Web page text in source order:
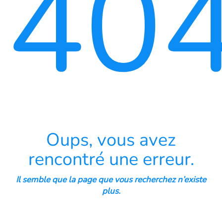
Oups, vous avez
rencontré une erreur.
Il semble que la page que vous recherchez n’existe
plus.